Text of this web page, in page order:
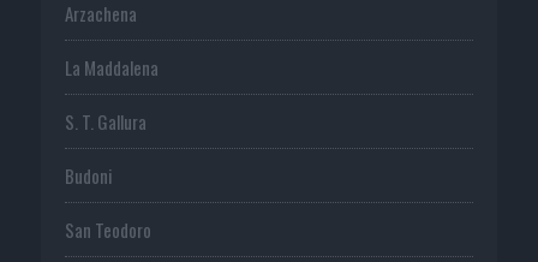
Arzachena
La Maddalena
S. T. Gallura
Budoni
San Teodoro